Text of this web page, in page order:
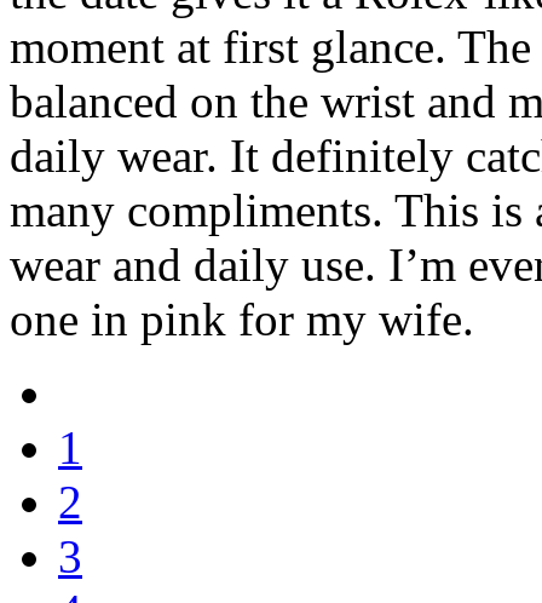
moment at first glance.
balanced on the wrist and
daily wear. It definitely
many compliments. This is
wear and daily use. I’m
one in pink for my wife.
1
2
3